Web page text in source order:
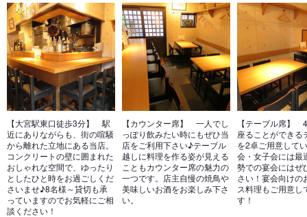
【大宮駅東口徒歩3分】　駅
近にありながらも、街の喧騒
から離れた立地にある当店。
コンクリートの壁に囲まれた
おしゃれな空間で、ゆったり
としたひと時をお過ごしくだ
さいませ♪8名様～貸切も承
っていますのでお気軽にご相
談ください！
【カウンター席】　一人でし
っぽり飲みたい時にもぜひ当
店をご利用下さい♪テーブル
越しに料理を作る姿が見える
こともカウンター席の魅力の
一つです。店主自慢の焼鳥や
美味しいお酒をお楽しみ下さ
い。
【テーブル席】
座ることができる
を2卓ご用意して
会・女子会には最
勢での宴会にはぜ
さい！宴会向けの
ス料理もご用意し
す！